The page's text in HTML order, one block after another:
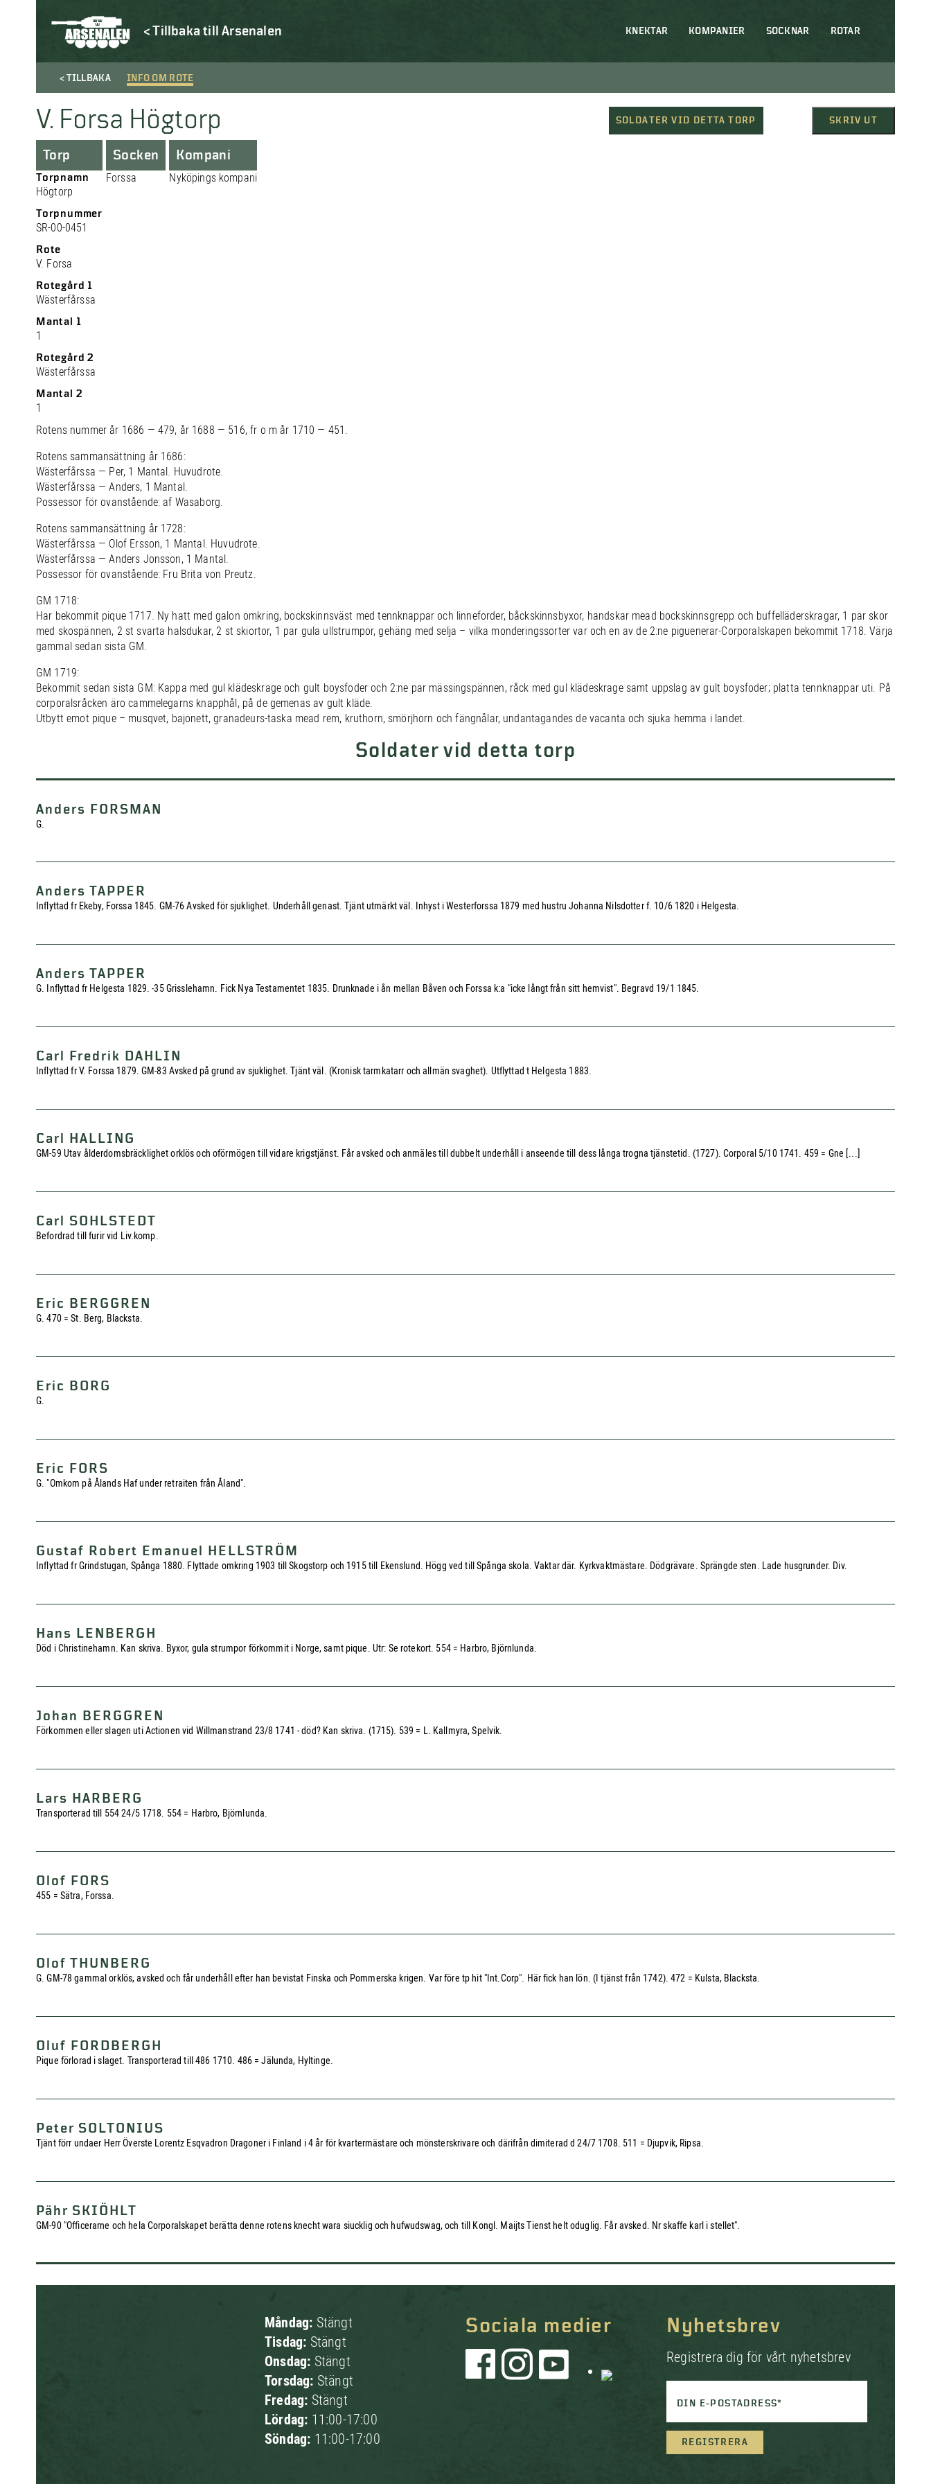
< Tillbaka till Arsenalen KNEKTAR KOMPANIER SOCKNAR ROTAR
< TILLBAKA INFO OM ROTE
V. Forsa Högtorp SOLDATER VID DETTA TORP SKRIV UT
Torp
Torpnamn
Högtorp
Torpnummer
SR-00-0451
Rote
V. Forsa
Rotegård 1
Wästerfårssa
Mantal 1
1
Rotegård 2
Wästerfårssa
Mantal 2
1
Socken
Forssa
Kompani
Nyköpings kompani
Rotens nummer år 1686 — 479, år 1688 — 516, fr o m år 1710 — 451.
Rotens sammansättning år 1686:
Wästerfårssa — Per, 1 Mantal. Huvudrote.
Wästerfårssa — Anders, 1 Mantal.
Possessor för ovanstående: af Wasaborg.
Rotens sammansättning år 1728:
Wästerfårssa — Olof Ersson, 1 Mantal. Huvudrote.
Wästerfårssa — Anders Jonsson, 1 Mantal.
Possessor för ovanstående: Fru Brita von Preutz.
GM 1718:
Har bekommit pique 1717. Ny hatt med galon omkring, bockskinnsväst med tennknappar och linneforder, båckskinnsbyxor, handskar mead bockskinnsgrepp och buffelläderskragar, 1 par skor
med skospännen, 2 st svarta halsdukar, 2 st skiortor, 1 par gula ullstrumpor, gehäng med selja – vilka monderingssorter var och en av de 2:ne piguenerar-Corporalskapen bekommit 1718. Värja
gammal sedan sista GM.
GM 1719:
Bekommit sedan sista GM: Kappa med gul klädeskrage och gult boysfoder och 2:ne par mässingspännen, råck med gul klädeskrage samt uppslag av gult boysfoder; platta tennknappar uti. På
corporalsråcken äro cammelegarns knapphål, på de gemenas av gult kläde.
Utbytt emot pique – musqvet, bajonett, granadeurs-taska mead rem, kruthorn, smörjhorn och fängnålar, undantagandes de vacanta och sjuka hemma i landet.
Soldater vid detta torp
Anders FORSMAN
G.
Anders TAPPER
Inflyttad fr Ekeby, Forssa 1845. GM-76 Avsked för sjuklighet. Underhåll genast. Tjänt utmärkt väl. Inhyst i Westerforssa 1879 med hustru Johanna Nilsdotter f. 10/6 1820 i Helgesta.
Anders TAPPER
G. Inflyttad fr Helgesta 1829. -35 Grisslehamn. Fick Nya Testamentet 1835. Drunknade i ån mellan Båven och Forssa k:a "icke långt från sitt hemvist". Begravd 19/1 1845.
Carl Fredrik DAHLIN
Inflyttad fr V. Forssa 1879. GM-83 Avsked på grund av sjuklighet. Tjänt väl. (Kronisk tarmkatarr och allmän svaghet). Utflyttad t Helgesta 1883.
Carl HALLING
GM-59 Utav ålderdomsbräcklighet orklös och oförmögen till vidare krigstjänst. Får avsked och anmäles till dubbelt underhåll i anseende till dess långa trogna tjänstetid. (1727). Corporal 5/10 1741. 459 = Gne [...]
Carl SOHLSTEDT
Befordrad till furir vid Liv.komp.
Eric BERGGREN
G. 470 = St. Berg, Blacksta.
Eric BORG
G.
Eric FORS
G. "Omkom på Ålands Haf under retraiten från Åland".
Gustaf Robert Emanuel HELLSTRÖM
Inflyttad fr Grindstugan, Spånga 1880. Flyttade omkring 1903 till Skogstorp och 1915 till Ekenslund. Högg ved till Spånga skola. Vaktar där. Kyrkvaktmästare. Dödgrävare. Sprängde sten. Lade husgrunder. Div.
Hans LENBERGH
Död i Christinehamn. Kan skriva. Byxor, gula strumpor förkommit i Norge, samt pique. Utr: Se rotekort. 554 = Harbro, Björnlunda.
Johan BERGGREN
Förkommen eller slagen uti Actionen vid Willmanstrand 23/8 1741 - död? Kan skriva. (1715). 539 = L. Kallmyra, Spelvik.
Lars HARBERG
Transporterad till 554 24/5 1718. 554 = Harbro, Björnlunda.
Olof FORS
455 = Sätra, Forssa.
Olof THUNBERG
G. GM-78 gammal orklös, avsked och får underhåll efter han bevistat Finska och Pommerska krigen. Var före tp hit "Int.Corp". Här fick han lön. (I tjänst från 1742). 472 = Kulsta, Blacksta.
Oluf FORDBERGH
Pique förlorad i slaget. Transporterad till 486 1710. 486 = Jälunda, Hyltinge.
Peter SOLTONIUS
Tjänt förr undaer Herr Överste Lorentz Esqvadron Dragoner i Finland i 4 år för kvartermästare och mönsterskrivare och därifrån dimiterad d 24/7 1708. 511 = Djupvik, Ripsa.
Pähr SKIÖHLT
GM-90 "Officerarne och hela Corporalskapet berätta denne rotens knecht wara siucklig och hufwudswag, och till Kongl. Maijts Tienst helt oduglig. Får avsked. Nr skaffe karl i stellet".
Måndag: Stängt
Tisdag: Stängt
Onsdag: Stängt
Torsdag: Stängt
Fredag: Stängt
Lördag: 11:00-17:00
Söndag: 11:00-17:00
Sociala medier Nyhetsbrev
Registrera dig för vårt nyhetsbrev
DIN E-POSTADRESS*
REGISTRERA